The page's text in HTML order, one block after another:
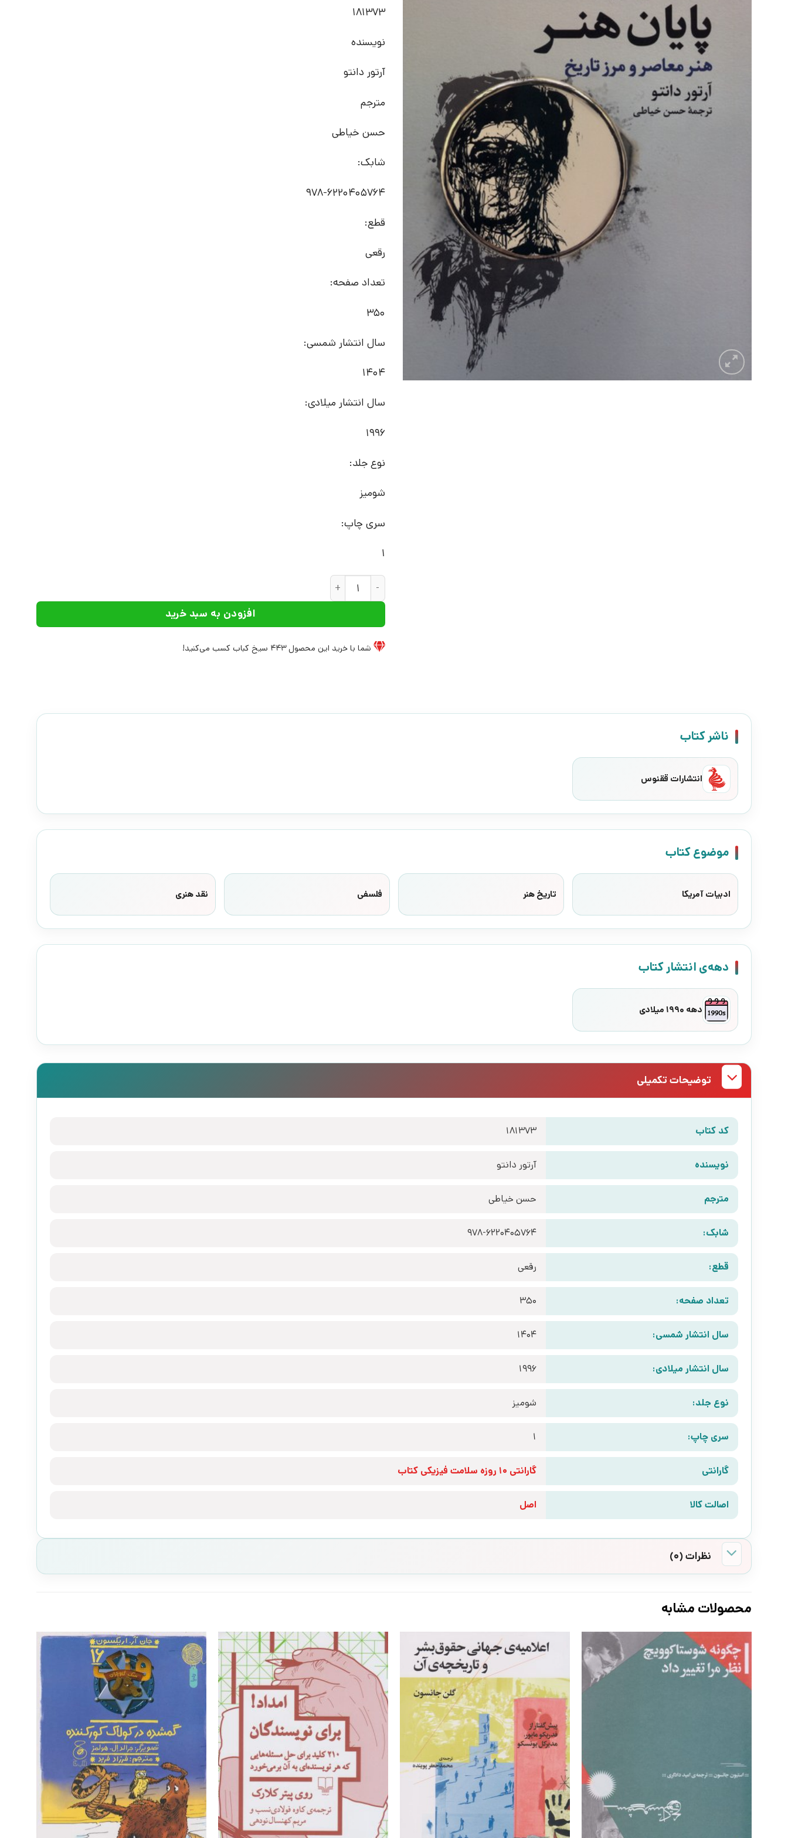
181373
نویسنده
آرتور دانتو
مترجم
حسن خیاطی
شابک:
978-6220405764
قطع:
رقعی
تعداد صفحه:
350
سال انتشار شمسی:
1404
سال انتشار میلادی:
1996
نوع جلد:
شومیز
سری چاپ:
1
کتاب پس از پایان هنر | انتشارات ققنوس عدد
افزودن به سبد خرید
شما با خرید این محصول443 سیخ کباب کسب می‌کنید!
ناشر کتاب
انتشارات ققنوس
موضوع کتاب
ادبیات آمریکا تاریخ هنر فلسفی نقد هنری
دهه‌ی انتشار کتاب
دهه 1990 میلادی
توضیحات تکمیلی
کد کتاب 181373
نویسنده آرتور دانتو
مترجم حسن خیاطی
شابک: 978-6220405764
قطع: رقعی
تعداد صفحه: 350
سال انتشار شمسی: 1404
سال انتشار میلادی: 1996
نوع جلد: شومیز
سری چاپ: 1
گارانتی گارانتی 10 روزه سلامت فیزیکی کتاب
اصالت کالا اصل
نظرات (0)
محصولات مشابه